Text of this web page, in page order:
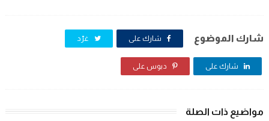
شارك الموضوع شارك على غرّد
شارك على دبوس على
مواضيع ذات الصلة